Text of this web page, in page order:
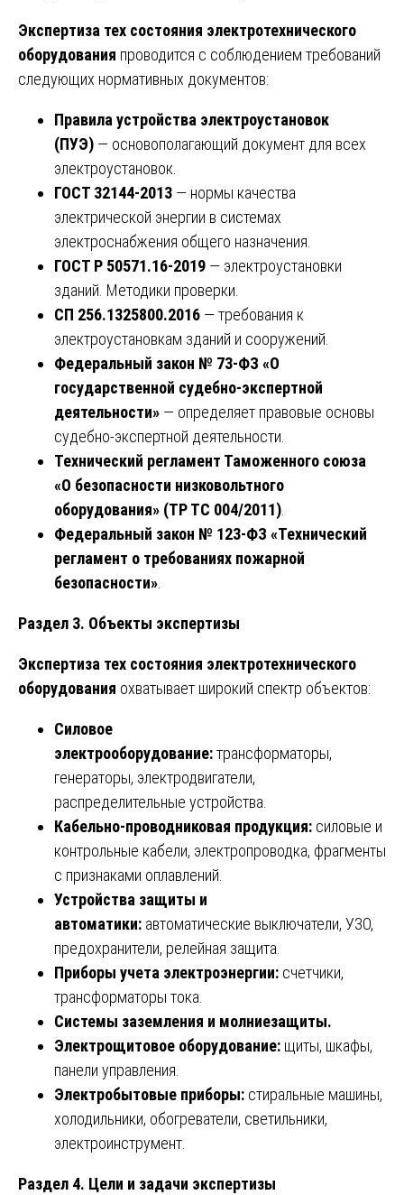
Экспертиза тех состояния электротехнического
оборудования проводится с соблюдением требований
следующих нормативных документов:
Правила устройства электроустановок
(ПУЭ) — основополагающий документ для всех
электроустановок.
ГОСТ 32144-2013 — нормы качества
электрической энергии в системах
электроснабжения общего назначения.
ГОСТ Р 50571.16-2019 — электроустановки
зданий. Методики проверки.
СП 256.1325800.2016 — требования к
электроустановкам зданий и сооружений.
Федеральный закон № 73-ФЗ «О
государственной судебно-экспертной
деятельности» — определяет правовые основы
судебно-экспертной деятельности.
Технический регламент Таможенного союза
«О безопасности низковольтного
оборудования» (ТР ТС 004/2011)
Федеральный закон № 123-ФЗ «Технический
регламент о требованиях пожарной
безопасности»
Раздел 3. Объекты экспертизы
Экспертиза тех состояния электротехнического
оборудования охватывает широкий спектр объектов:
Силовое
электрооборудование:трансформаторы,
генераторы, электродвигатели,
распределительные устройства.
Кабельно-проводниковая продукция: силовые и
контрольные кабели, электропроводка, фрагменты
с признаками оплавлений.
Устройства защиты и
автоматики: автоматические выключатели, УЗО,
предохранители, релейная защита.
Приборы учета электроэнергии: счетчики,
трансформаторы тока.
Системы заземления и молниезащиты.
Электрощитовое оборудование: щиты, шкафы,
панели управления.
Электробытовые приборы: стиральные машины,
холодильники, обогреватели, светильники,
электроинструмент.
Раздел 4. Цели и задачи экспертизы